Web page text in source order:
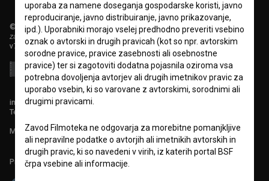
© 2018-2026, Filmoteka,
zavod za širjenje filmske kulture
v7.151.0
info@filmoteka.si
Tehnična pomoč: podpora@bsf.si
Mednarodna številka ISSN 2670-787X
Projekt sofinancira:
uporaba za namene doseganja gospodarske koristi, javno
reproduciranje, javno distribuiranje, javno prikazovanje,
ipd.). Uporabniki morajo vselej predhodno preveriti vsebino
oznak o avtorski in drugih pravicah (kot so npr. avtorskim
sorodne pravice, pravice zasebnosti ali osebnostne
pravice) ter si zagotoviti dodatna pojasnila oziroma vsa
potrebna dovoljenja avtorjev ali drugih imetnikov pravic za
uporabo vsebin, ki so varovane z avtorskimi, sorodnimi ali
drugimi pravicami.
Zavod Filmoteka ne odgovarja za morebitne pomanjkljive
ali nepravilne podatke o avtorjih ali imetnikih avtorskih in
drugih pravic, ki so navedeni v virih, iz katerih portal BSF
črpa vsebine ali informacije.